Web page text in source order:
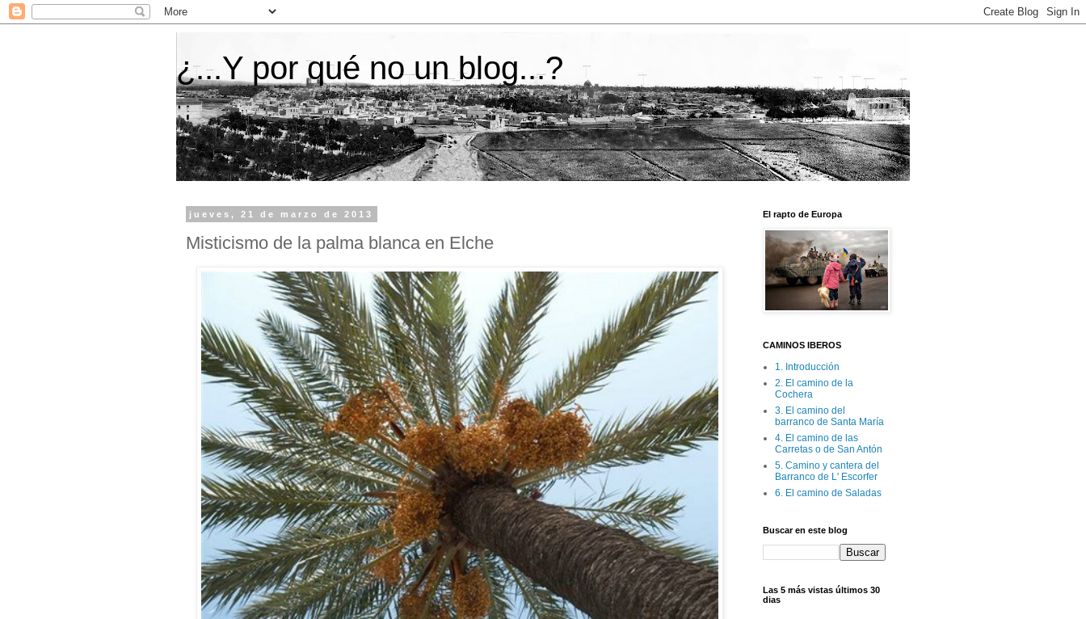
¿...Y por qué no un blog...?
jueves, 21 de marzo de 2013
Misticismo de la palma blanca en Elche
El rapto de Europa
CAMINOS IBEROS
1. Introducción
2. El camino de la
Cochera
3. El camino del
barranco de Santa María
4. El camino de las
Carretas o de San Antón
5. Camino y cantera del
Barranco de L' Escorfer
6. El camino de Saladas
Buscar en este blog
Las 5 más vistas últimos 30
dias